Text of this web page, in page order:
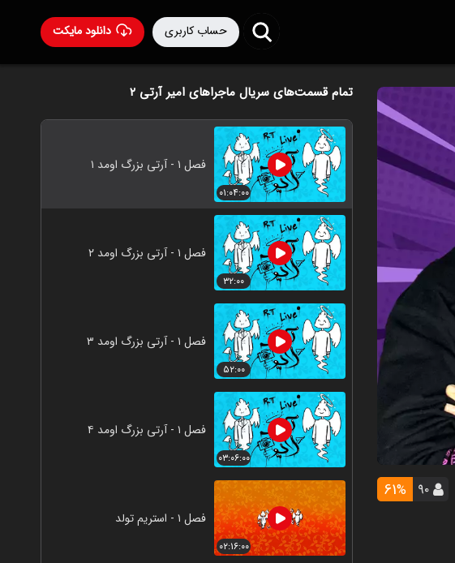
دانلود مایکت حساب کاربری
۹۰ 61%
تمام قسمت‌های سریال ماجراهای امیر آرتی ۲
۰۱:۰۴:۰۰
فصل ۱ - آرتی بزرگ اومد ️۱
۳۲:۰۰
فصل ۱ - آرتی بزرگ اومد ️۲
۵۲:۰۰
فصل ۱ - آرتی بزرگ اومد ️۳
۰۳:۰۶:۰۰
فصل ۱ - آرتی بزرگ اومد ️۴
۰۲:۱۶:۰۰
فصل ۱ - استریم تولد